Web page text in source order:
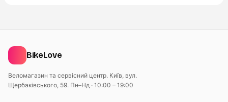
BikeLove
Веломагазин та сервісний центр. Київ, вул.
Щербаківського, 59. Пн–Нд · 10:00 – 19:00